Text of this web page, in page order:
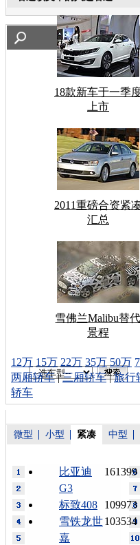
18款新车于一季
上市
2011重磅合资紧
汇总
雪佛兰Malibu替代
景程
12万 15万 22万 35万 50万
两厢轿车|三厢轿车|旅行
轿车
微型 小型 紧凑 中型
161399
比亚迪
G3
109973
标致408
103534
雪铁龙世
嘉